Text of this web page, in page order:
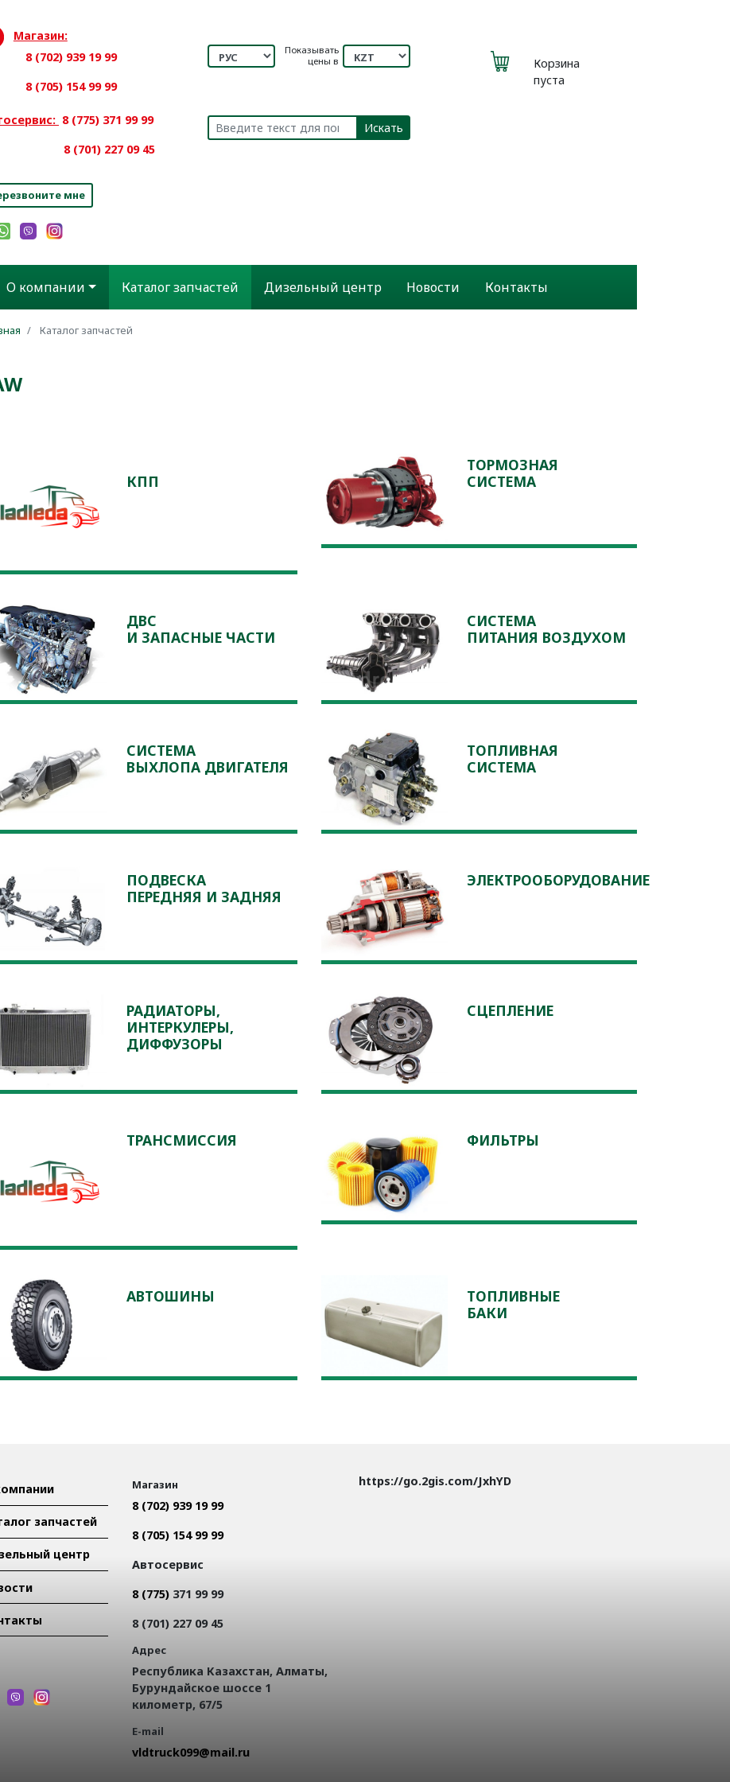
Магазин:
8 (702) 939 19 99
8 (705) 154 99 99
8 (775) 371 99 99
(701) 227 09 45
мне
Показывать
цены в
Искать
Корзина
пуста
О компании Каталог запчастей Дизельный центр Новости Контакты
Каталог запчастей
КПП
ТОРМОЗНАЯ
СИСТЕМА
ДВС
И ЗАПАСНЫЕ ЧАСТИ
СИСТЕМА
ПИТАНИЯ ВОЗДУХОМ
СИСТЕМА
ВЫХЛОПА ДВИГАТЕЛЯ
ТОПЛИВНАЯ
СИСТЕМА
ПОДВЕСКА
ПЕРЕДНЯЯ И ЗАДНЯЯ
ЭЛЕКТРООБОРУДОВАНИЕ
РАДИАТОРЫ,
ИНТЕРКУЛЕРЫ,
ДИФФУЗОРЫ
СЦЕПЛЕНИЕ
ТРАНСМИССИЯ ФИЛЬТРЫ
АВТОШИНЫ
ТОПЛИВНЫЕ
БАКИ
запчастей
центр
Магазин
8 (702) 939 19 99
8 (705) 154 99 99
Автосервис
8 (775) 371 99 99
8 (701) 227 09 45
Адрес
Республика Казахстан, Алматы,
Бурундайское шоссе 1
километр, 67/5
E-mail
https://go.2gis.com/JxhYD